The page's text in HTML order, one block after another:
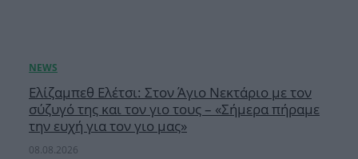
Ελίζαμπεθ Ελέτσι: Στον Άγιο Νεκτάριο με τον
σύζυγό της και τον γιο τους – «Σήμερα πήραμε
την ευχή για τον γιο μας»
08.08.2026